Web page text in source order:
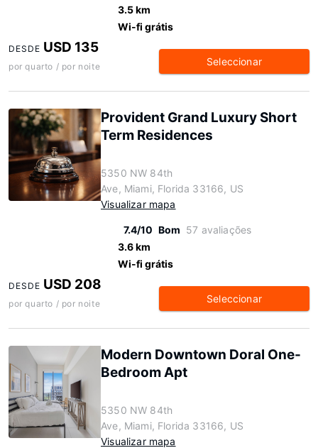
3.5 km
Wi-fi grátis
DESDE USD 135
por quarto / por noite Seleccionar
Provident Grand Luxury Short
Term Residences
5350 NW 84th
Ave, Miami, Florida 33166, US
Visualizar mapa
7.4/10 Bom 57 avaliações
3.6 km
Wi-fi grátis
DESDE USD 208
por quarto / por noite Seleccionar
Modern Downtown Doral One-
Bedroom Apt
5350 NW 84th
Ave, Miami, Florida 33166, US
Visualizar mapa